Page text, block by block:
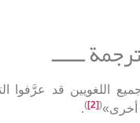
اللغويين قد عرَّفوا
أخرى»(
[2]
)
.